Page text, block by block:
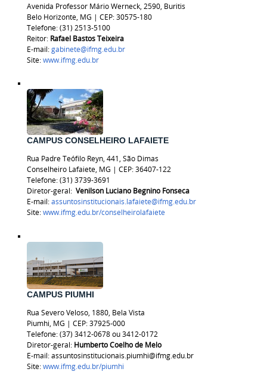
Avenida Professor Mário Werneck, 2590, Buritis
Belo Horizonte, MG | CEP: 30575-180
Telefone: (31) 2513-5100
Reitor: Rafael BastosTeixeira
E-mail:gabinete@ifmg.edu.br
Site:www.ifmg.edu.br
CAMPUS CONSELHEIRO LAFAIETE
Rua Padre Teófilo Reyn, 441, São Dimas
Conselheiro Lafaiete, MG | CEP: 36407-122
Telefone:(31) 3739-3691
Diretor-geral: Venilson Luciano Begnino Fonseca
E-mail:assuntosinstitucionais.lafaiete@ifmg.edu.br
Site:www.ifmg.edu.br/conselheirolafaiete
CAMPUS PIUMHI
Rua Severo Veloso, 1880, Bela Vista
Piumhi, MG | CEP: 37925-000
Telefone: (37) 3412-0678 ou 3412-0172
Diretor-geral: Humberto Coelho de Melo
E-mail: assuntosinstitucionais.piumhi@ifmg.edu.br
Site:www.ifmg.edu.br/piumhi